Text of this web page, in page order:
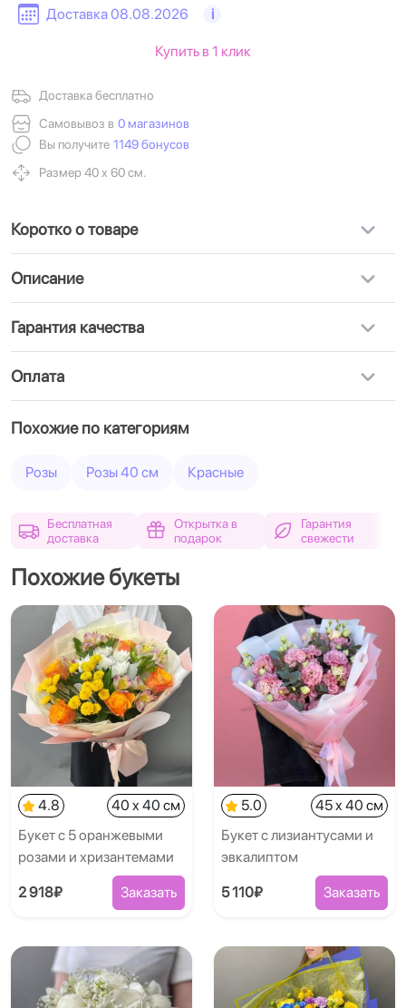
Доставка 08.08.2026 i
Доставка бесплатно
Самовывоз в 0 магазинов
Вы получите 1149 бонусов
Размер 40 х 60 см.
Купить в 1 клик
Коротко о товаре
Описание
Гарантия качества
Оплата
Похожие по категориям
Розы Розы 40 см Красные
Бесплатная
доставка
Открытка в
подарок
Гарантия
свежести
Похожие букеты
4.8
40 x 40 см
Букет с 5 оранжевыми
розами и хризантемами
2 918₽ Заказать
5.0
45 x 40 см
Букет с лизиантусами и
эвкалиптом
5 110₽ Заказать